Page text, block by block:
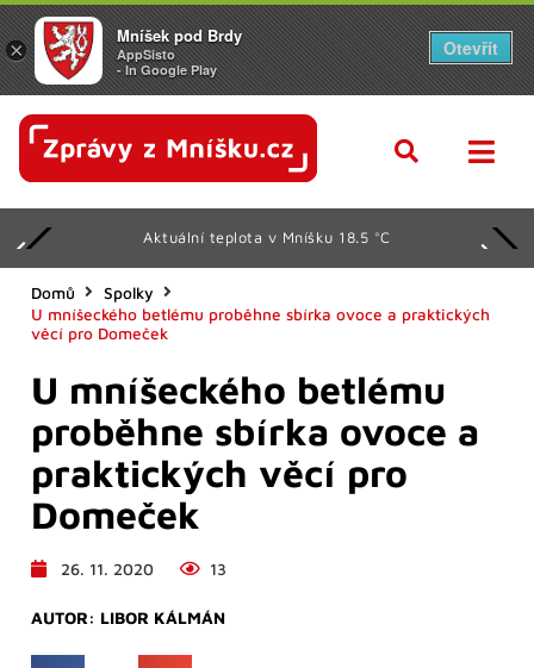
Aktuální teplota v Mníšku 18.5 °C
Domů
Spolky
U mníšeckého betlému proběhne sbírka ovoce a praktických
věcí pro Domeček
U mníšeckého betlému
proběhne sbírka ovoce a
praktických věcí pro
Domeček
26. 11. 2020 13
AUTOR: LIBOR KÁLMÁN
×
Mníšek pod Brdy
AppSisto
- In Google Play
Otevřít